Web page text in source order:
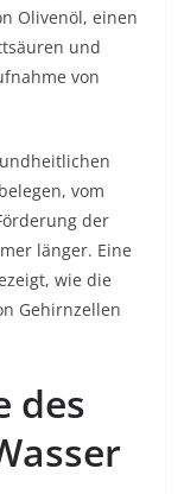
Olivenöl, einen
und
von
vom
der
länger. Eine
wie die
Gehirnzellen
des